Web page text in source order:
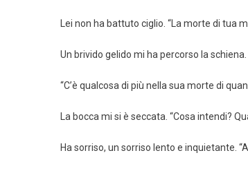
Lei non ha battuto ciglio. “La morte di tua
Un brivido gelido mi ha percorso la schiena.
“C’è qualcosa di più nella sua morte di
La bocca mi si è seccata. “Cosa intendi?
Ha sorriso, un sorriso lento e inquietante.